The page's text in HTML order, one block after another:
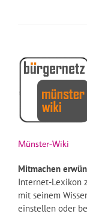
Münster-Wiki
Mitmachen
Internet-Lexikon
mit seinem
einstellen oder